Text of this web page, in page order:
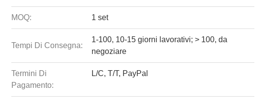
MOQ: 1 set
Tempi Di Consegna:
1-100, 10-15 giorni lavorativi; > 100, da
negoziare
Termini Di
Pagamento:
L/C, T/T, PayPal